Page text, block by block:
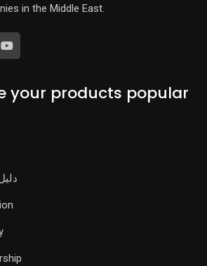
in the Middle East.
your products popular